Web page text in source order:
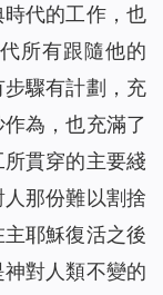
代的工作，也
所有跟隨他的
驟有計劃，充
為，也充滿了
貫穿的主要綫
那份難以割捨
耶穌復活之後
對人類不變的